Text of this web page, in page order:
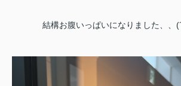
結構お腹いっぱいになりました、